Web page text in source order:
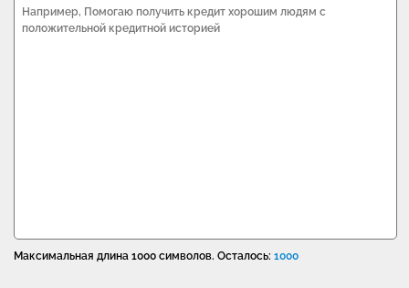
Максимальная длина 1000 символов. Осталось: 1000